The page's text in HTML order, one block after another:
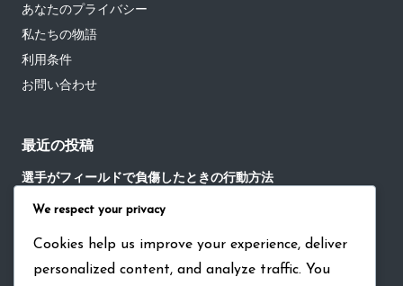
あなたのプライバシー
私たちの物語
利用条件
お問い合わせ
最近の投稿
選手がフィールドで負傷したときの行動方法
試合後の交流における暗黙の野球ルールの役割
野球の試合における重要な瞬間における沈黙の役割
野球におけるチーム戦略討論における暗黙のルールの役割
We respect your privacy
Cookies help us improve your experience, deliver
personalized content, and analyze traffic. You